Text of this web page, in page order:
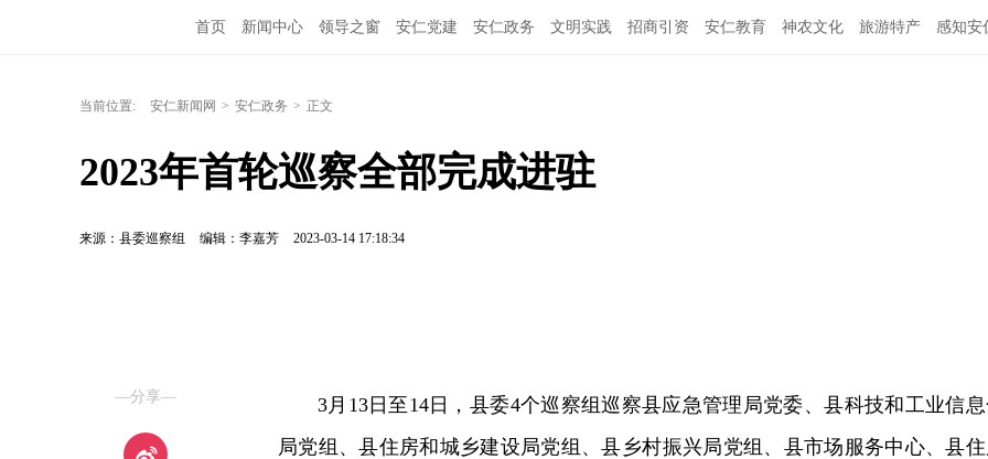
首页 新闻中心 领导之窗 安仁党建 安仁政务 文明实践 招商引资 安仁教育 神农文化 旅游特产 感知安
当前位置: 安仁新闻网 > 安仁政务 > 正文
2023年首轮巡察全部完成进驻
来源：县委巡察组 编辑：李嘉芳 2023-03-14 17:18:34
—分享—
3月13日至14日，县委4个巡察组巡察县应急管理局党委、县科技和工业信
局党组、县住房和城乡建设局党组、县乡村振兴局党组、县市场服务中心、县